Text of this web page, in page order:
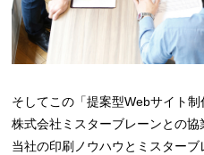
そしてこの「提案型Webサイト
株式会社ミスターブレーンとの協
当社の印刷ノウハウとミスターブ